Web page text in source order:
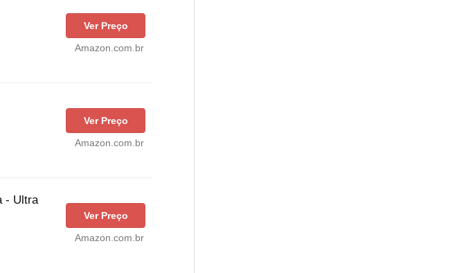
Ver Preço
Amazon.com.br
Ver Preço
Amazon.com.br
- Ultra
Ver Preço
Amazon.com.br